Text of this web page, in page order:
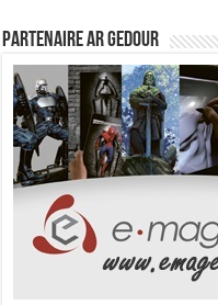
Partenaire Ar Gedour